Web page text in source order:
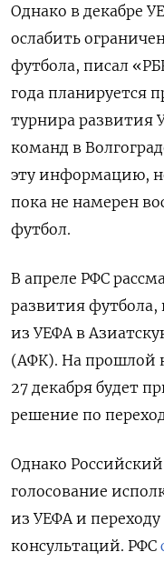
Однако в декабре
ослабить
футбола, писал
года планируется
турнира развития
команд в
эту информацию,
пока не намерен
футбол.
В апреле РФС
развития
из УЕФА в
(АФК). На прошлой
27 декабря будет
решение по
Однако
голосование
из УЕФА и
консультаций. РФС